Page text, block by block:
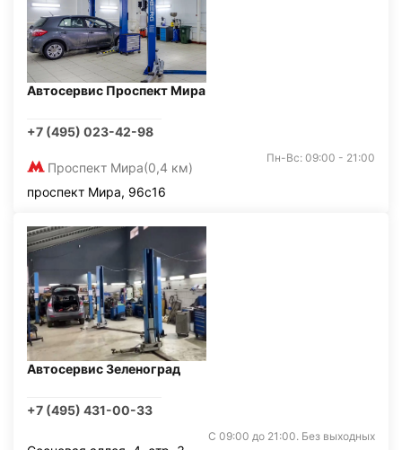
Автосервис Проспект Мира
+7 (495) 023-42-98
Проспект Мира(0,4 км)
Пн-Вс: 09:00 - 21:00
проспект Мира, 96с16
Автосервис Зеленоград
+7 (495) 431-00-33
С 09:00 до 21:00. Без выходных